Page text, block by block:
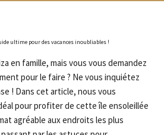
ultime pour des vacances inoubliables !
en famille, mais vous vous demandez
pour le faire ? Ne vous inquiétez
! Dans cet article, nous vous
pour profiter de cette île ensoleillée
agréable aux endroits les plus